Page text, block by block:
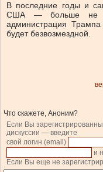
В последние годы и
США — больше не
администрация
будет безвозмездной.
Что скажете, Аноним?
Если Вы
дискуссии — введите
свой логин (email)
и
Если Вы еще не